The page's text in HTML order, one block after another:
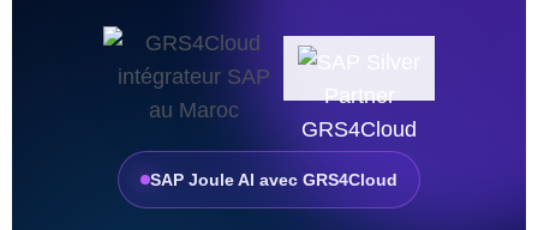
SAP Joule AI avec GRS4Cloud